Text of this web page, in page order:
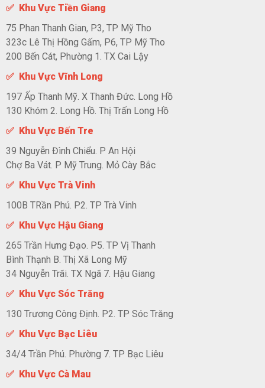
✅ Khu Vực Tiền Giang
75 Phan Thanh Gian, P3, TP Mỹ Tho
323c Lê Thị Hồng Gấm, P6, TP Mỹ Tho
200 Bến Cát, Phường 1. TX Cai Lậy
✅ Khu Vực Vĩnh Long
197 Ấp Thanh Mỹ. X Thanh Đức. Long Hồ
130 Khóm 2. Long Hồ. Thị Trấn Long Hồ
✅ Khu Vực Bến Tre
39 Nguyễn Đình Chiểu. P An Hội
Chợ Ba Vát. P Mỹ Trung. Mỏ Cày Bắc
✅ Khu Vực Trà Vinh
100B TRần Phú. P2. TP Trà Vinh
✅ Khu Vực Hậu Giang
265 Trần Hưng Đạo. P5. TP Vị Thanh
Bình Thạnh B. Thị Xã Long Mỹ
34 Nguyễn Trãi. TX Ngã 7. Hậu Giang
✅ Khu Vực Sóc Trăng
130 Trương Công Định. P2. TP Sóc Trăng
✅ Khu Vực Bạc Liêu
34/4 Trần Phú. Phường 7. TP Bạc Liêu
✅ Khu Vực Cà Mau